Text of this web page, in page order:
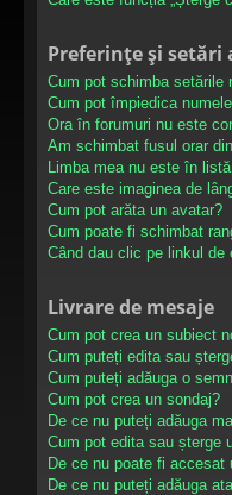
Preferințe și
Cum pot schimba setările
Cum pot împiedica
Ora în forumuri nu este
Am schimbat fusul orar
Limba mea nu este în
Care este imaginea de
Cum pot arăta un avatar?
Cum poate fi schimbat
Când dau clic pe linkul
Livrare de mesaje
Cum pot crea un subiect
Cum puteți edita sau
Cum puteți adăuga o
Cum pot crea un sondaj?
De ce nu puteți adăuga
Cum pot edita sau șterge
De ce nu poate fi accesat
De ce nu puteți adăuga